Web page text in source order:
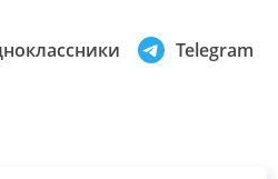
Telegram